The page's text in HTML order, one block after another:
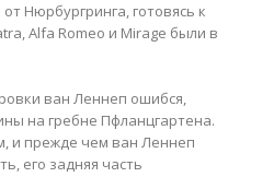
Нюрбургринга, готовясь к
Alfa Romeo и Mirage были в
ван Леннеп ошибся,
на гребне Пфланцгартена.
и прежде чем ван Леннеп
его задняя часть